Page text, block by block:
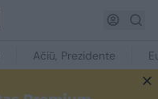
Ačiū, Prezidente